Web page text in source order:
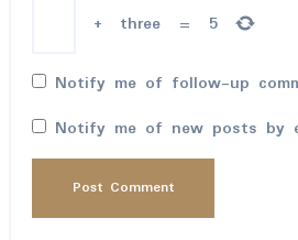
+ three = 5
Notify me of follow-up
Notify me of new posts by